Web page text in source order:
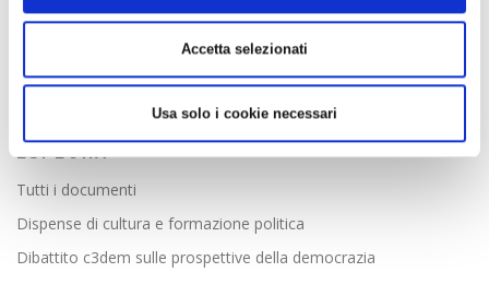
Accetta selezionati
Usa solo i cookie necessari
Riferimenti nei municipi:
MUN 3|MUN 4|MUN 5
7|MUN 8|MUN 9
ESPLORA
Tutti i documenti
Dispense di cultura e formazione politica
Dibattito c3dem sulle prospettive della democrazia